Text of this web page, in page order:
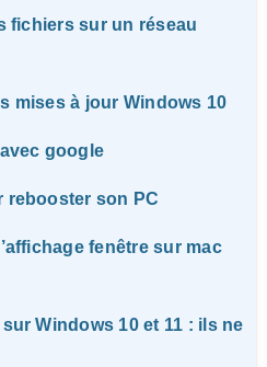
fichiers sur un réseau
mises à jour Windows 10
google
rebooster son PC
fenêtre sur mac
Windows 10 et 11 : ils ne